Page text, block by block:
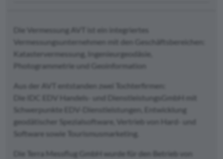
Die Vermessung AVT ist ein integriertes
Vermessungsunternehmen mit den Geschäftsbereichen:
Katastervermessung, Ingenieurgeodäsie,
Photogrammetrie und Geoinformation
Aus der AVT entstanden zwei Tochterfirmen:
Die IDC EDV Handels- und DienstleistungsGmbH mit
Schwerpunkte EDV-Dienstleistungen, Entwicklung
geodätischer Spezialsoftware, Vertrieb von Hard- und
Software sowie Tourismusmarketing.
Die Terra Messflug GmbH wurde für den Betrieb von